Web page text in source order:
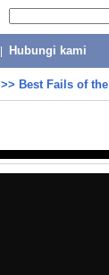
Hubungi kami
>> Best Fails of